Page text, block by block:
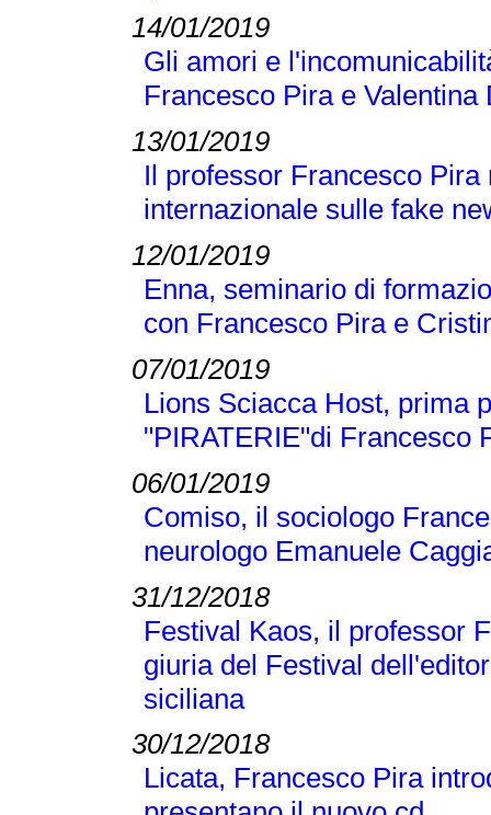
14/01/2019
Gli amori e
Francesco Pira e Valentina
13/01/2019
Il professor Francesco
internazionale sulle fake
12/01/2019
Enna, seminario di
con Francesco Pira e
07/01/2019
Lions Sciacca Host, prima
"PIRATERIE"di Francesco
06/01/2019
Comiso, il sociologo
neurologo Emanuele
31/12/2018
Festival Kaos, il professor
giuria del Festival
siciliana
30/12/2018
Licata, Francesco Pira